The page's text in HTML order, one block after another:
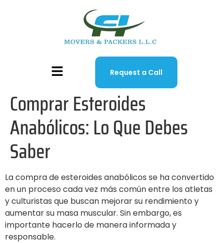
Request a Call
Comprar Esteroides
Anabólicos: Lo Que Debes
Saber
La compra de esteroides anabólicos se ha convertido
en un proceso cada vez más común entre los atletas
y culturistas que buscan mejorar su rendimiento y
aumentar su masa muscular. Sin embargo, es
importante hacerlo de manera informada y
responsable.